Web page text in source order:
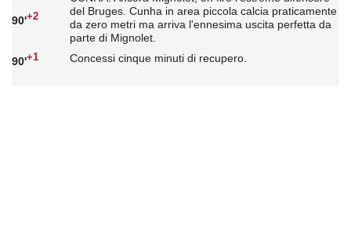
90'+2
del Bruges. Cunha in area piccola calcia praticamente
da zero metri ma arriva l'ennesima uscita perfetta da
parte di Mignolet.
90'+1 Concessi cinque minuti di recupero.